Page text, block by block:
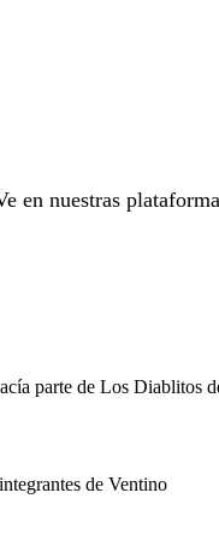
en nuestras
parte de Los Diablitos
de Ventino